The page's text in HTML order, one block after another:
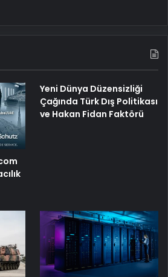
Yeni Dünya Düzensizliği
Çağında Türk Dış Politikası
ve Hakan Fidan Faktörü